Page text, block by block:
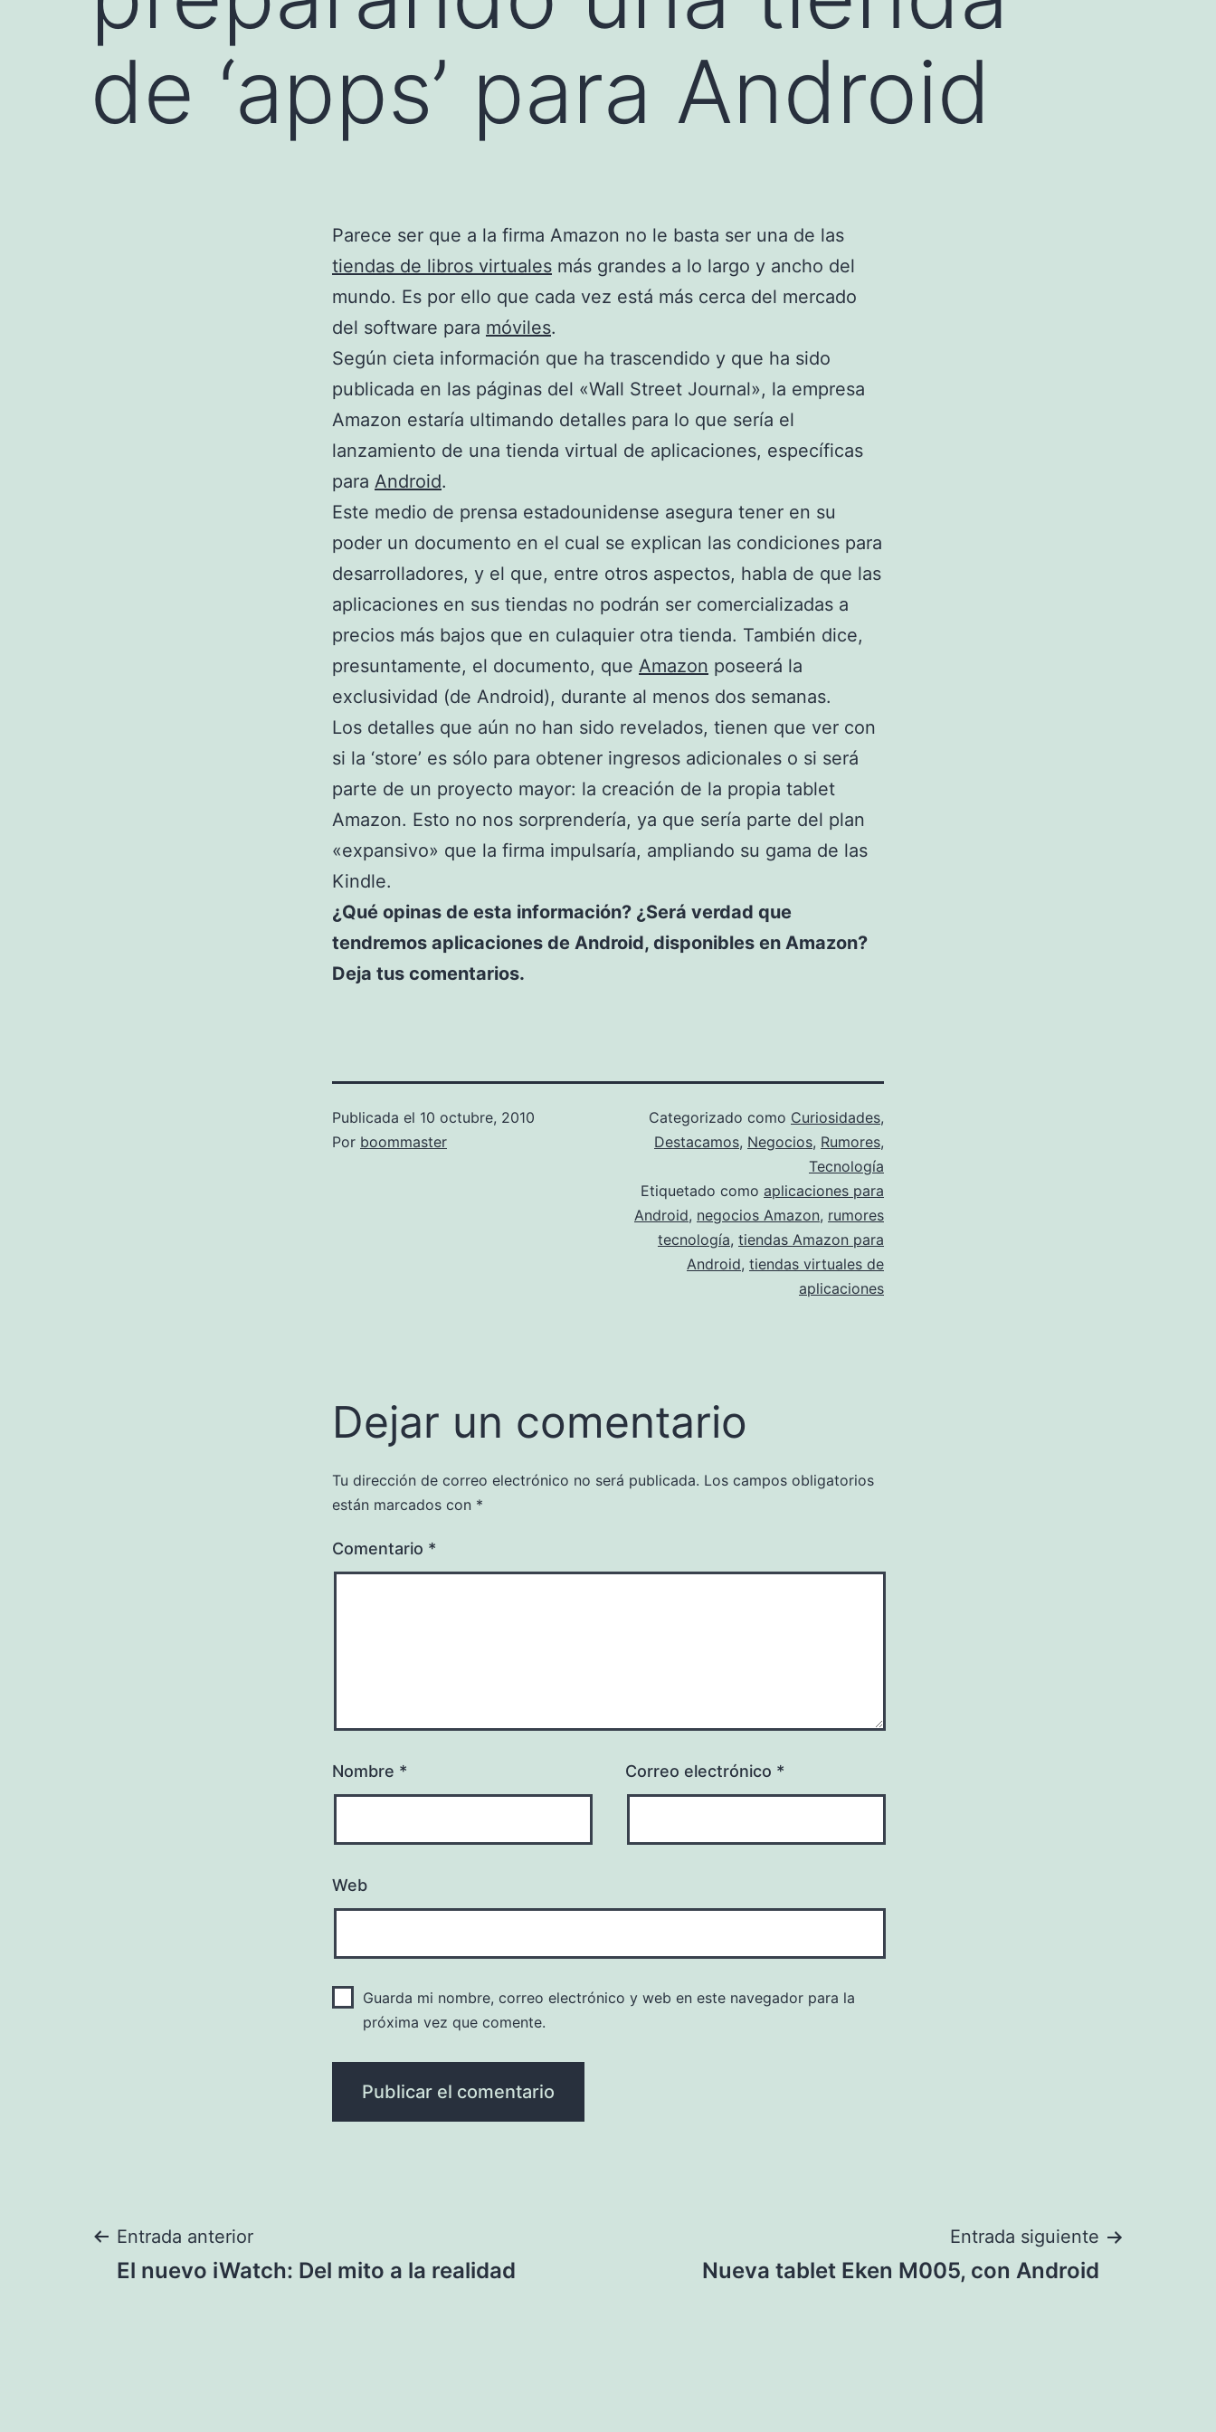
de ‘apps’ para Android
Parece ser que a la firma Amazon no le basta ser una de las
tiendas de libros virtuales más grandes a lo largo y ancho del
mundo. Es por ello que cada vez está más cerca del mercado
del software para móviles.
Según cieta información que ha trascendido y que ha sido
publicada en las páginas del «Wall Street Journal», la empresa
Amazon estaría ultimando detalles para lo que sería el
lanzamiento de una tienda virtual de aplicaciones, específicas
para Android.
Este medio de prensa estadounidense asegura tener en su
poder un documento en el cual se explican las condiciones para
desarrolladores, y el que, entre otros aspectos, habla de que las
aplicaciones en sus tiendas no podrán ser comercializadas a
precios más bajos que en culaquier otra tienda. También dice,
presuntamente, el documento, que Amazon poseerá la
exclusividad (de Android), durante al menos dos semanas.
Los detalles que aún no han sido revelados, tienen que ver con
si la ‘store’ es sólo para obtener ingresos adicionales o si será
parte de un proyecto mayor: la creación de la propia tablet
Amazon. Esto no nos sorprendería, ya que sería parte del plan
«expansivo» que la firma impulsaría, ampliando su gama de las
Kindle.
¿Qué opinas de esta información? ¿Será verdad que
tendremos aplicaciones de Android, disponibles en Amazon?
Deja tus comentarios.
Publicada el 10 octubre, 2010
Por boommaster
Categorizado como Curiosidades,
Destacamos, Negocios, Rumores,
Tecnología
Etiquetado como aplicaciones para
Android, negocios Amazon, rumores
tecnología, tiendas Amazon para
Android, tiendas virtuales de
aplicaciones
Dejar un comentario
Tu dirección de correo electrónico no será publicada. Los campos obligatorios
están marcados con *
Comentario *
Nombre * Correo electrónico *
Web
Guarda mi nombre, correo electrónico y web en este navegador para la
próxima vez que comente.
Navegación
Entrada anterior
El nuevo iWatch: Del mito a la realidad
Entrada siguiente
Nueva tablet Eken M005, con Android